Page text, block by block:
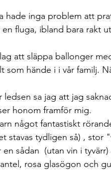
hade inga problem att
en fluga, ibland bara rakt
att släppa ballonger
som hände i i vår familj.
ledsen sa jag att jag
honom framför mig.
något fantastiskt
stavas tydligen så) ,
en sådan  (utan vin i
rosa glasögon och